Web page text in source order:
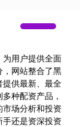
用户提供全面
网站整合了黑
供最新、最全
种配资产品，
场分析和投资
还是资深投资